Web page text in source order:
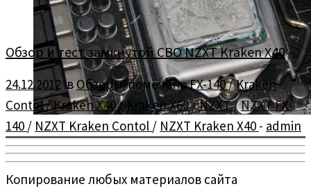
Обзор и тест замкнутой СВО NZXT Kraken X40
24.12.2012вОбзорыпомеченоFX-140/Kraken
Contol/Kraken X40/Kraken X60/NZXT/NZXT FX-
140 / NZXT Kraken Contol / NZXT Kraken X40 - admin
Копирование любых материалов сайта